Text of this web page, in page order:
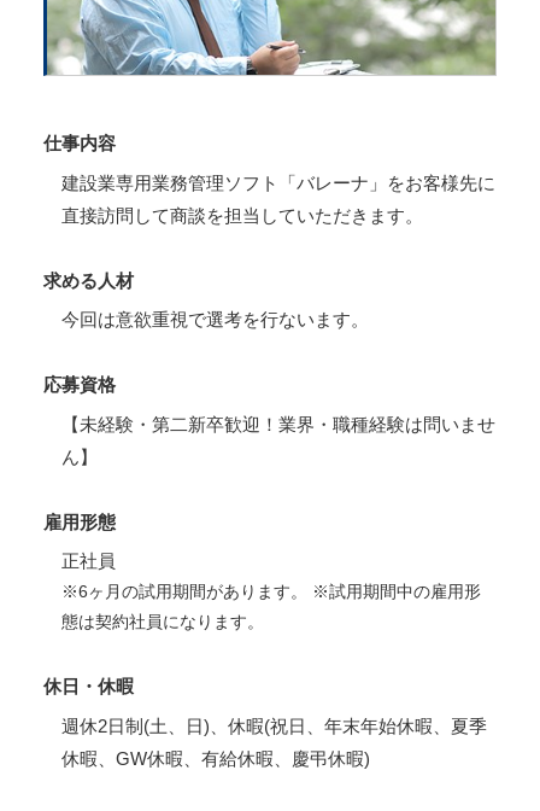
仕事内容
建設業専用業務管理ソフト「バレーナ」をお客様先に
直接訪問して商談を担当していただきます。
求める人材
今回は意欲重視で選考を行ないます。
応募資格
【未経験・第二新卒歓迎！業界・職種経験は問いませ
ん】
雇用形態
正社員
※6ヶ月の試用期間があります。 ※試用期間中の雇用形
態は契約社員になります。
休日・休暇
週休2日制(土、日)、休暇(祝日、年末年始休暇、夏季
休暇、GW休暇、有給休暇、慶弔休暇)